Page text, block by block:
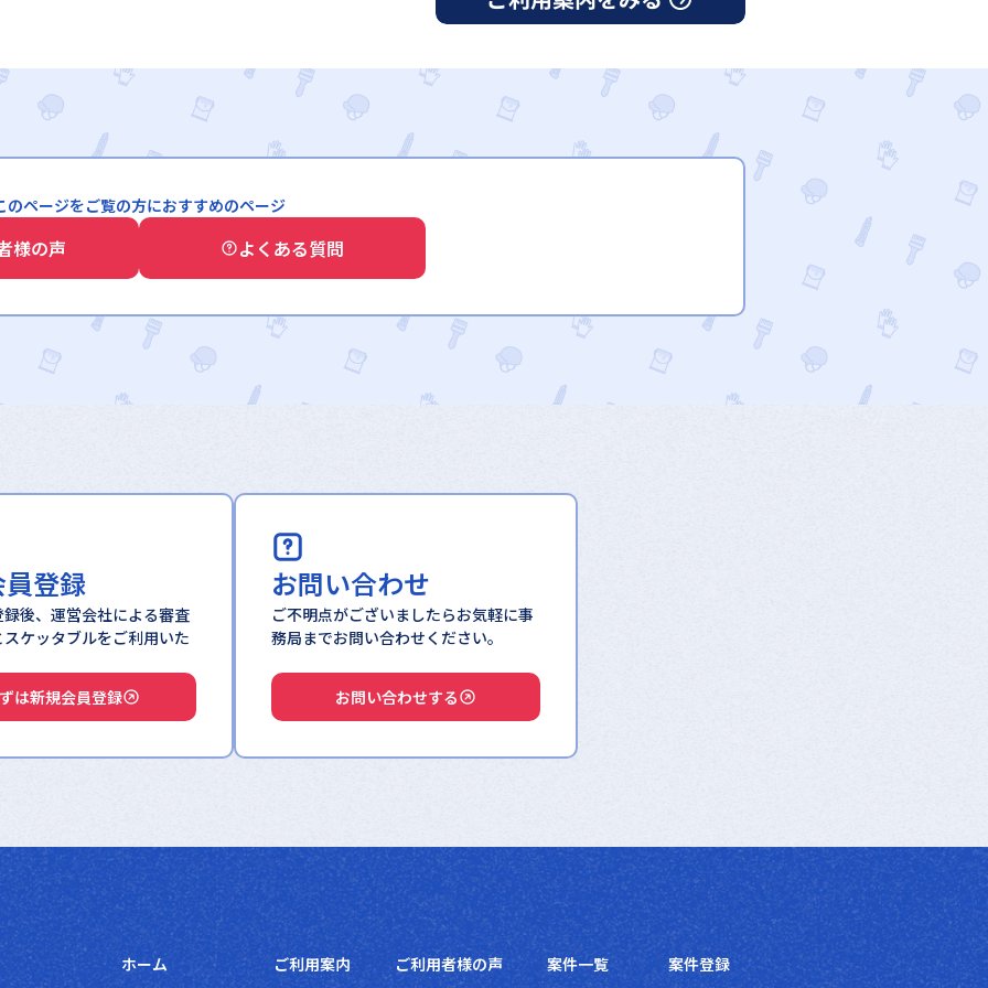
のページをご覧の方におすすめのページ
様の声 よくある質問
登録
後、運営会社による審査
ケッタブルをご利用いた
は新規会員登録
お問い合わせ
ご不明点がございましたらお気軽に事
務局までお問い合わせください。
お問い合わせする
ホーム ご利用案内 ご利用者様の声 案件一覧 案件登録